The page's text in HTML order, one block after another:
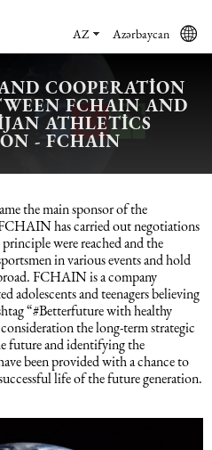
AZ Azərbaycan
COOPERATION
FCHAIN AND
ATHLETICS
- FCHAIN
the main sponsor of the
has carried out negotiations
were reached and the
in various events and hold
FCHAIN is a company
adolescents and teenagers believing
“#Betterfuture with healthy
the long-term strategic
future and identifying the
been provided with a chance to
life of the future generation.